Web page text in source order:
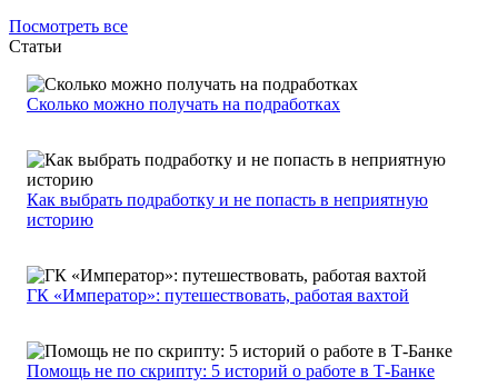
Посмотреть все
Статьи
Сколько можно получать на подработках
Как выбрать подработку и не попасть в неприятную
историю
ГК «Император»: путешествовать, работая вахтой
Помощь не по скрипту: 5 историй о работе в Т-Банке